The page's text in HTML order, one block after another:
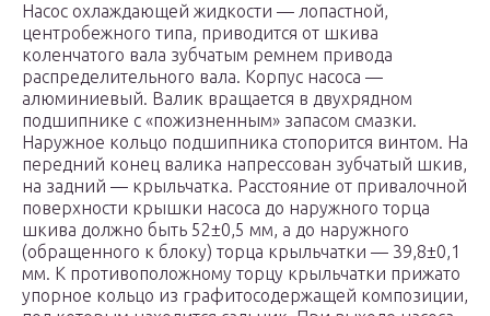
Насос охлаждающей жидкости — лопастной,
центробежного типа, приводится от шкива
коленчатого вала зубчатым ремнем привода
распределительного вала. Корпус насоса —
алюминиевый. Валик вращается в двухрядном
подшипнике с «пожизненным» запасом смазки.
Наружное кольцо подшипника стопорится винтом. На
передний конец валика напрессован зубчатый шкив,
на задний — крыльчатка. Расстояние от привалочной
поверхности крышки насоса до наружного торца
шкива должно быть 52±0,5 мм, а до наружного
(обращенного к блоку) торца крыльчатки — 39,8±0,1
мм. К противоположному торцу крыльчатки прижато
упорное кольцо из графитосодержащей композиции,